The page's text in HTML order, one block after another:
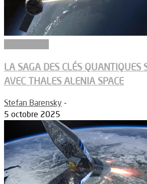
LA SAGA DES CLÉS QUANTIQUES
AVEC THALES ALENIA SPACE
Stefan Barensky -
5 octobre 2025